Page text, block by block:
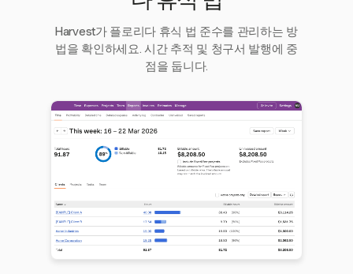
Harvest가 플로리다 휴식 법 준수를 관리하는 방
법을 확인하세요. 시간 추적 및 청구서 발행에 중
점을 둡니다.